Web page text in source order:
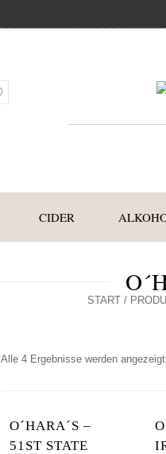
CIDER
START/
Alle 4 Ergebnisse werden angezeigt
O´HARA´S –
51ST STATE